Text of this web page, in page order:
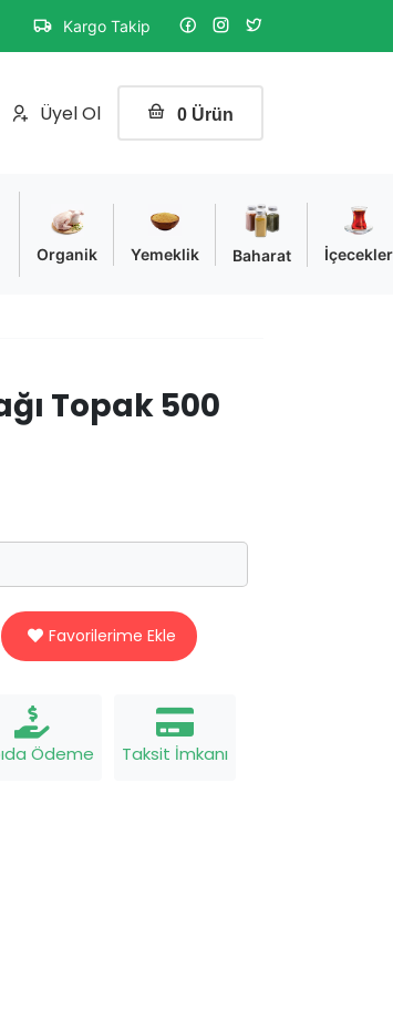
Kargo Takip
Sipariş
durumunu
sorgulayın
Üyel Ol 0 Ürün
Organik Yemeklik Baharat İçecekler
Topak 500
Favorilerime Ekle
Ödeme Taksit İmkanı